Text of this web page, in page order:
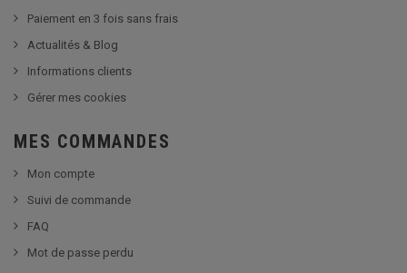
Paiement en 3 fois sans frais
Actualités & Blog
Informations clients
Gérer mes cookies
MES COMMANDES
Mon compte
Suivi de commande
FAQ
Mot de passe perdu